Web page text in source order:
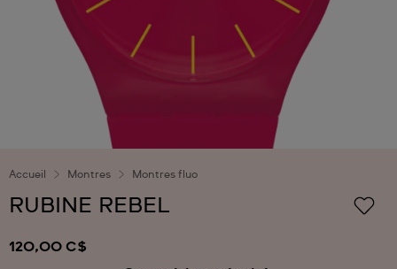
Accueil Montres Montres fluo
RUBINE REBEL
120,00 C$